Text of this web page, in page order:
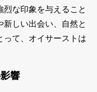
な印象を与えること
しい出会い、自然と
って、オイサーストは
響